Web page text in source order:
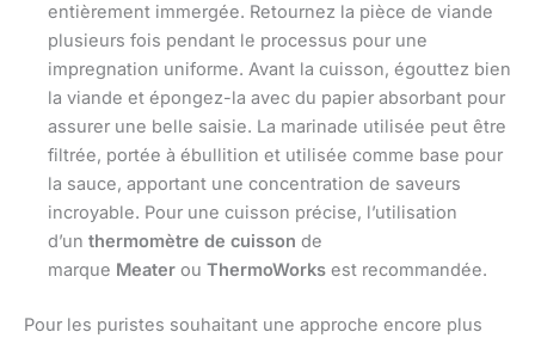
entièrement immergée. Retournez la pièce de viande
plusieurs fois pendant le processus pour une
impregnation uniforme. Avant la cuisson, égouttez bien
la viande et épongez-la avec du papier absorbant pour
assurer une belle saisie. La marinade utilisée peut être
filtrée, portée à ébullition et utilisée comme base pour
la sauce, apportant une concentration de saveurs
incroyable. Pour une cuisson précise, l’utilisation
d’un thermomètre de cuisson de
marque Meater ou ThermoWorks est recommandée.
Pour les puristes souhaitant une approche encore plus